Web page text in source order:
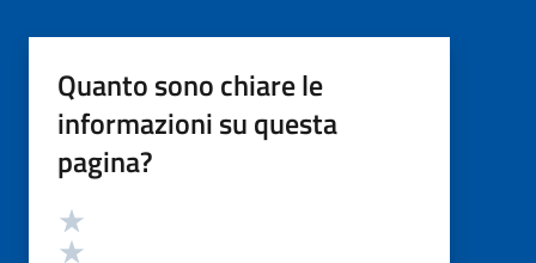
Quanto sono chiare le
informazioni su questa
pagina?
Valutazione